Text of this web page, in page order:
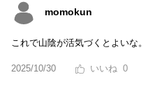
momokun
これで山陰が活気づくとよいな。
2025/10/30 0